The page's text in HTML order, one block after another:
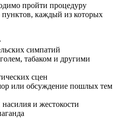
пройти процедуру
каждый из которых
симпатий
табаком и другими
сцен
или обсуждение пошлых тем
и жестокости